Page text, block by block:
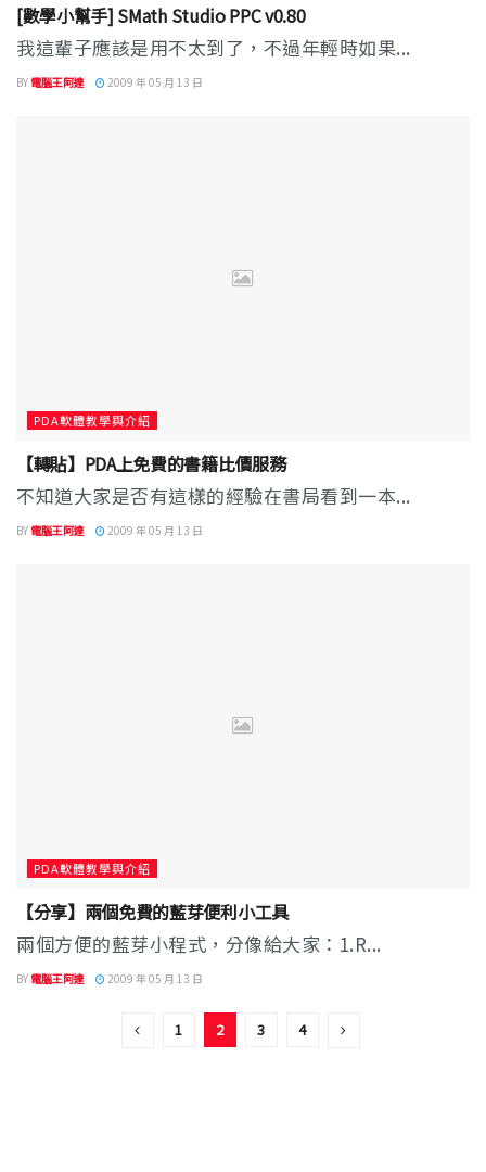
[數學小幫手] SMath Studio PPC v0.80
我這輩子應該是用不太到了，不過年輕時如果...
BY 電腦王阿達 2009 年 05 月 13 日
PDA軟體教學與介紹
【轉貼】PDA上免費的書籍比價服務
不知道大家是否有這樣的經驗在書局看到一本...
BY 電腦王阿達 2009 年 05 月 13 日
PDA軟體教學與介紹
【分享】兩個免費的藍芽便利小工具
兩個方便的藍芽小程式，分像給大家：1.R...
BY 電腦王阿達 2009 年 05 月 13 日
1 2 3 4